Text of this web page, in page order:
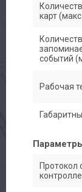
карт
событий
Рабочая
Протокол